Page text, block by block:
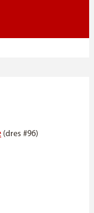
(dres #96)